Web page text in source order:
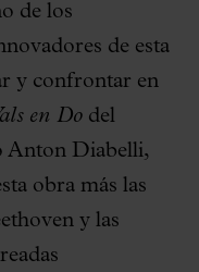
de los
de esta
y confrontar en
en Do del
Anton Diabelli,
obra más las
y las